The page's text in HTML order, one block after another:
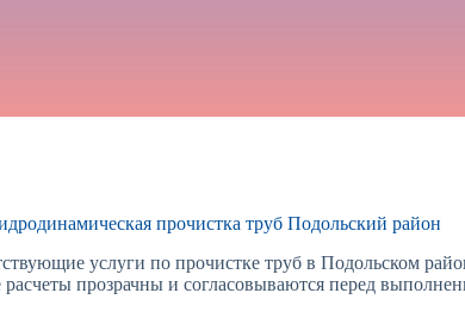
прочистка труб Подольский район
услуги по прочистке труб в Подольском
расчеты прозрачны и согласовываются перед